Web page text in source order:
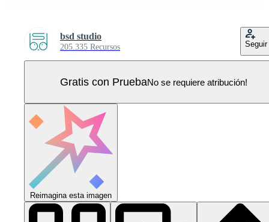
bsd studio
205.335 Recursos Seguir
Gratis con PruebaNo se requiere atribución!
Reimagina esta imagen